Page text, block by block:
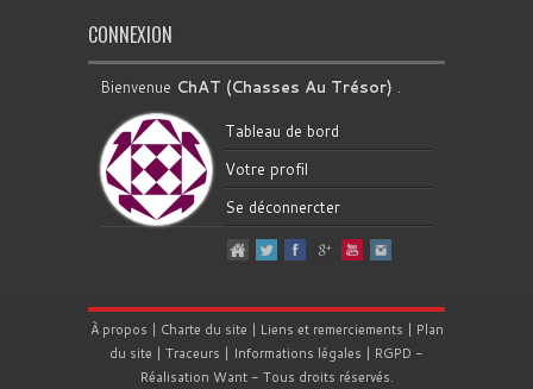
CONNEXION
Bienvenue ChAT (Chasses Au Trésor) .
Tableau de bord
Votre profil
Se déconnercter
À propos | Charte du site | Liens et remerciements | Plan
du site | Traceurs | Informations légales | RGPD -
Réalisation Want- Tous droits réservés.